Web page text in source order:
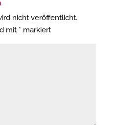
nicht veröffentlicht.
mit * markiert